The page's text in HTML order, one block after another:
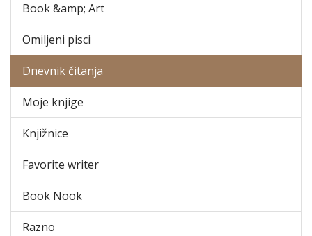
Book &amp; Art
Omiljeni pisci
Dnevnik čitanja
Moje knjige
Knjižnice
Favorite writer
Book Nook
Razno